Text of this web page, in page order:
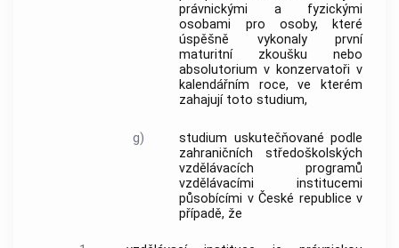
právnickými a fyzickými
osobami pro osoby, které
úspěšně vykonaly první
maturitní zkoušku nebo
absolutorium v konzervatoři v
kalendářním roce, ve kterém
zahajují toto studium,
g)
studium uskutečňované podle
zahraničních středoškolských
vzdělávacích programů
vzdělávacími institucemi
působícími v České republice v
případě, že